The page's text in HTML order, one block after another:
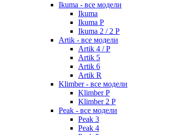
Ikuma - все модели
Ikuma
Ikuma P
Ikuma 2 / 2 P
Artik - все модели
Artik 4 / P
Artik 5
Artik 6
Artik R
Klimber - все модели
Klimber P
Klimber 2 P
Peak - все модели
Peak 3
Peak 4